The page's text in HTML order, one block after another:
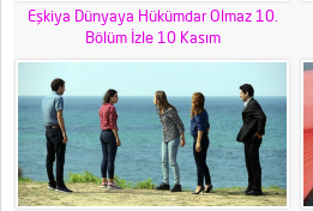
Eşkiya Dünyaya Hükümdar Olmaz 10.
Bölüm İzle 10 Kasım